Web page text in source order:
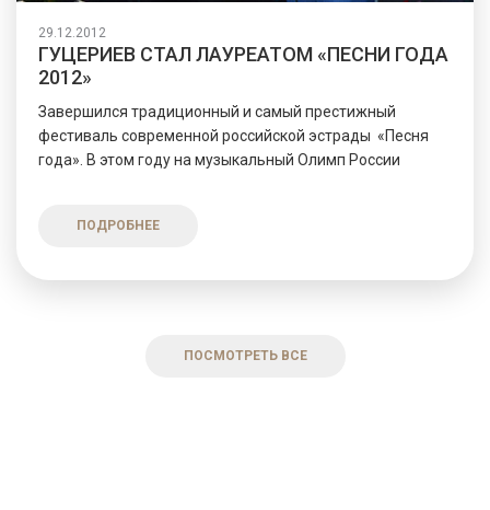
29.12.2012
ГУЦЕРИЕВ СТАЛ ЛАУРЕАТОМ «ПЕСНИ ГОДА
2012»
Завершился традиционный и самый престижный
фестиваль современной российской эстрады «Песня
года». В этом году на музыкальный Олимп России
ПОДРОБНЕЕ
ПОСМОТРЕТЬ ВСЕ